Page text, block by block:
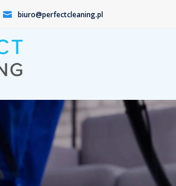
biuro@perfectcleaning.pl